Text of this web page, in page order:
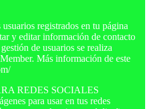
registrados en tu página
y editar información de contacto
de usuarios se realiza
Más información de este
REDES SOCIALES
para usar en tus redes